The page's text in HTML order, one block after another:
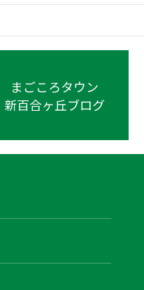
まごころタウン
新百合ヶ丘ブログ